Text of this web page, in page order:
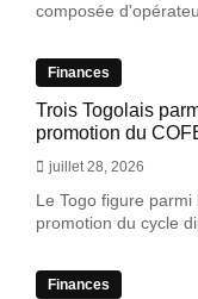
composée
Finances
Trois Togolais
promotion du
juillet 28, 2026
Le Togo figure
promotion du cycle
Finances